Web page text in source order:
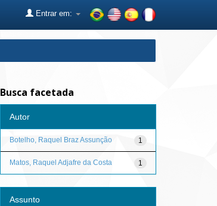
Entrar em:
Busca facetada
Autor
1
Botelho, Raquel Braz Assunção
1
Matos, Raquel Adjafre da Costa
Assunto